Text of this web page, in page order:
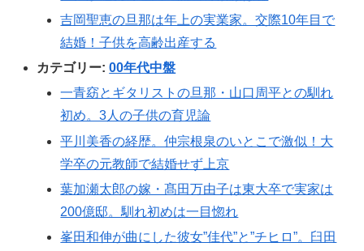
吉岡聖恵の旦那は年上の実業家。交際10年目で
結婚！子供を高齢出産する
カテゴリー:00年代中盤
一青窈とギタリストの旦那・山口周平との馴れ
初め。3人の子供の育児論
平川美香の経歴。仲宗根泉のいとこで激似！大
学卒の元教師で結婚せず上京
葉加瀬太郎の嫁・髙田万由子は東大卒で実家は
200億邸。馴れ初めは一目惚れ
峯田和伸が曲にした彼女”佳代”と”チヒロ”。臼田